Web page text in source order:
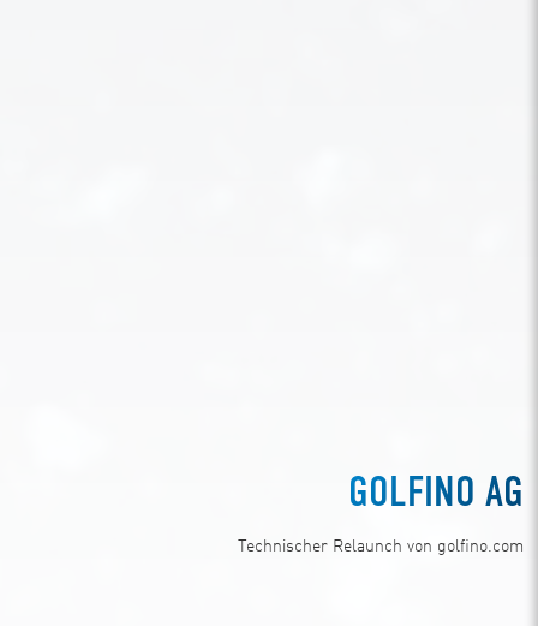
GOLFINO AG
Technischer Relaunch von golfino.com